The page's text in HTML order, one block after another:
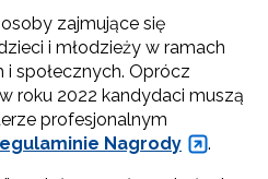
zajmujące się
i młodzieży w ramach
społecznych. Oprócz
roku 2022 kandydaci muszą
profesjonalnym
Nagrody
.